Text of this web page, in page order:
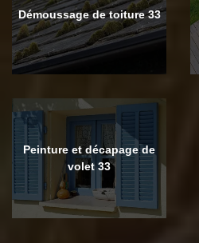
Démoussage de toiture 33
Peinture et décapage de
volet 33